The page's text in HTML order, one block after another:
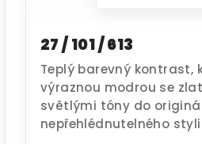
27 / 101 / 613
Teplý barevný kontrast,
výraznou modrou se
světlými tóny do
nepřehlédnutelného